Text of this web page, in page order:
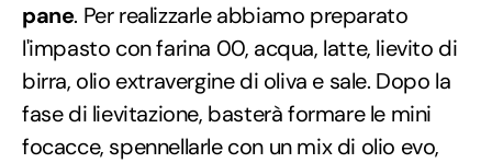
pane. Per realizzarle abbiamo preparato
l'impasto con farina 00, acqua, latte, lievito di
birra, olio extravergine di oliva e sale. Dopo la
fase di lievitazione, basterà formare le mini
focacce, spennellarle con un mix di olio evo,